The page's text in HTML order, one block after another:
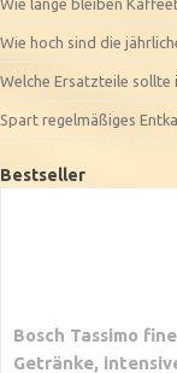
Wie lange bleiben
Wie hoch sind die
Welche Ersatzteile sollte
Spart regelmäßiges
Bestseller
Bosch Tassimo
Getränke,